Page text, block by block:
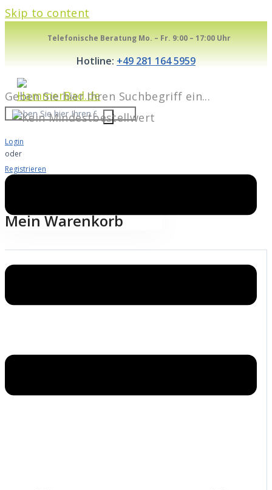
Skip to content
Telefonische Beratung Mo. – Fr. 9:00 – 17:00 Uhr
Hotline:+49 281 164 5959
Geben Sie hier Ihren Suchbegriff ein...
Login
oder
Registrieren
Warenkorb
Mein Warenkorb